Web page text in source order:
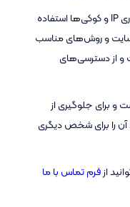
همانند سایر وبسایت‌ها از جمع آوری IP و کوکی‌ها استفاده
سایت و روش‌های مناسب
و از دسترسی‌های
و برای جلوگیری از
آن را برای شخص دیگری
ازفرم تماس با ما